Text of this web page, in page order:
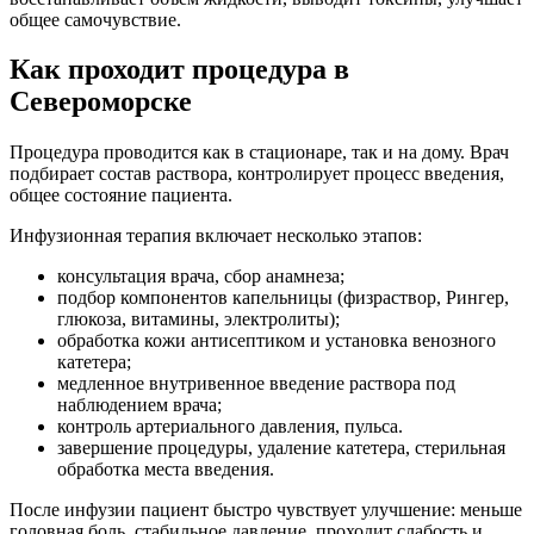
общее самочувствие.
Как проходит процедура в
Североморске
Процедура проводится как в стационаре, так и на дому. Врач
подбирает состав раствора, контролирует процесс введения,
общее состояние пациента.
Инфузионная терапия включает несколько этапов:
консультация врача, сбор анамнеза;
подбор компонентов капельницы (физраствор, Рингер,
глюкоза, витамины, электролиты);
обработка кожи антисептиком и установка венозного
катетера;
медленное внутривенное введение раствора под
наблюдением врача;
контроль артериального давления, пульса.
завершение процедуры, удаление катетера, стерильная
обработка места введения.
После инфузии пациент быстро чувствует улучшение: меньше